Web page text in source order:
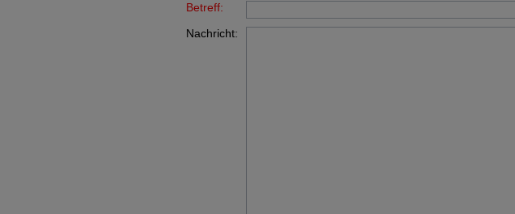
Betreff:
Nachricht: